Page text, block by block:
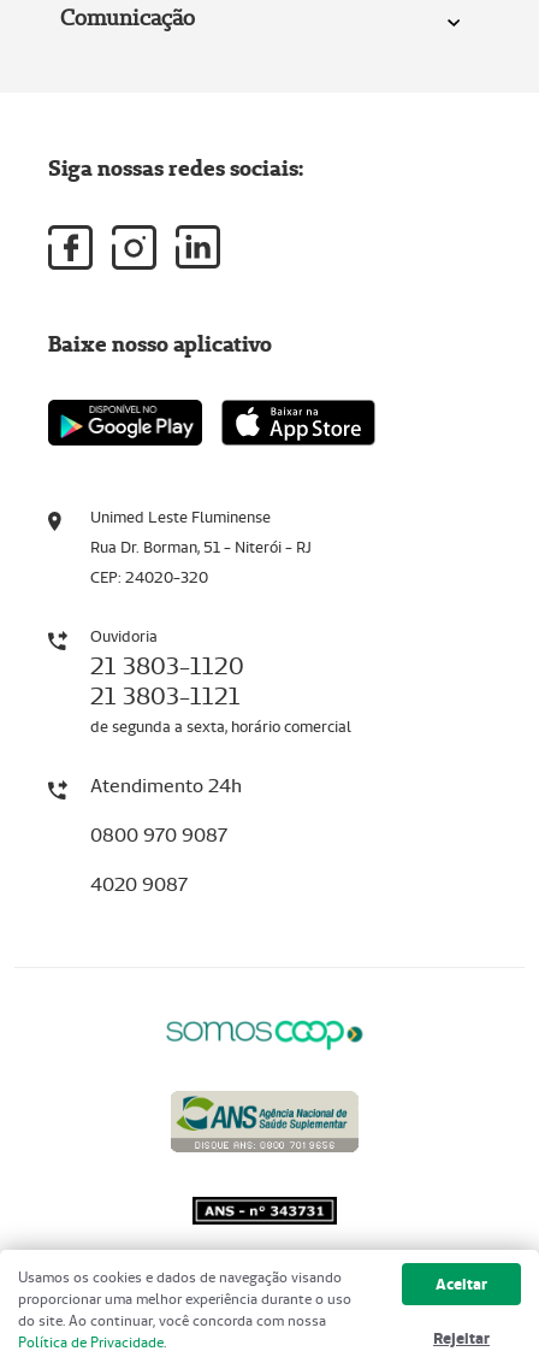
Comunicação
Unimed Leste Fluminense
Rua Dr. Borman, 51 - Niterói - RJ
CEP: 24020-320
Ouvidoria
21 3803-1120
21 3803-1121
de segunda a sexta, horário comercial
Atendimento 24h
0800 970 9087
4020 9087
Siga nossas redes sociais:
Baixe nosso aplicativo
Copyright 2001 - 2026 Unimed do
Brasil - Todos os direitos reservados
Usamos os cookies e dados de navegação visando
proporcionar uma melhor experiência durante o uso
do site. Ao continuar, você concorda com nossa
Política de Privacidade.
Aceitar
Rejeitar